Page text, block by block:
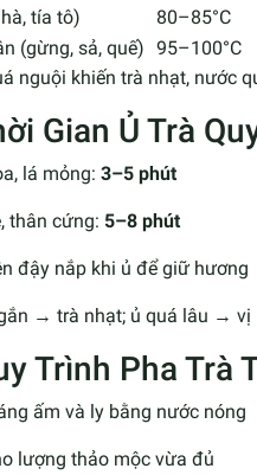
tía tô)
80–85°C
(gừng, sả, quế) 95–100°C
nguội khiến trà nhạt, nước
Gian Ủ Trà
lá mỏng: 3–5 phút
thân cứng: 5–8 phút
đậy nắp khi ủ để giữ hương
→ trà nhạt; ủ quá lâu → vị
Trình Pha Trà
ấm và ly bằng nước nóng
lượng thảo mộc vừa đủ